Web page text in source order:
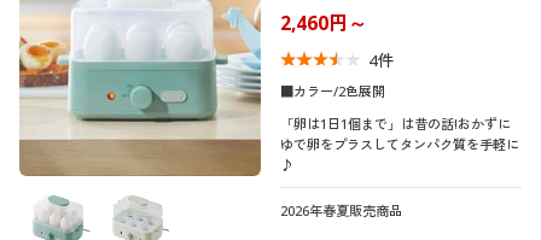
2,460円～
4件
■カラー/2色展開
「卵は1日1個まで」は昔の話!おかずに
ゆで卵をプラスしてタンパク質を手軽に
♪
2026年春夏販売商品